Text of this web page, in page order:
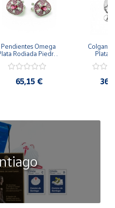
Pendientes Omega
Rodiada Piedras
65,15 €
Plata